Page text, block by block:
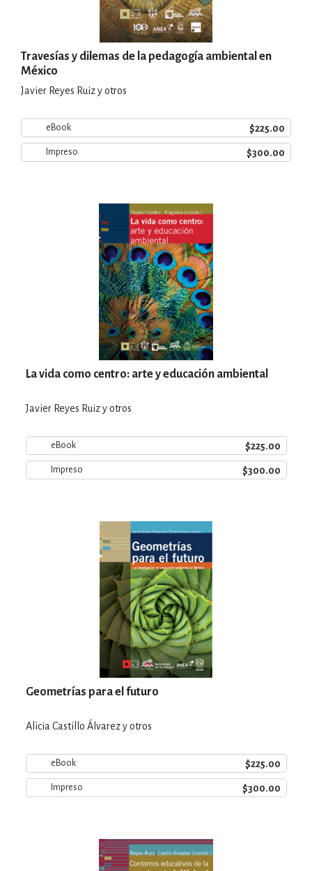
Travesías y dilemas de la pedagogía ambiental en
México
Javier Reyes Ruiz y otros
eBook $225.00
Impreso $300.00
La vida como centro: arte y educación ambiental
Javier Reyes Ruiz y otros
eBook $225.00
Impreso $300.00
Geometrías para el futuro
Alicia Castillo Álvarez y otros
eBook $225.00
Impreso $300.00